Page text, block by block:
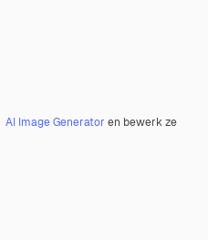
AI Image Generator en bewerk ze